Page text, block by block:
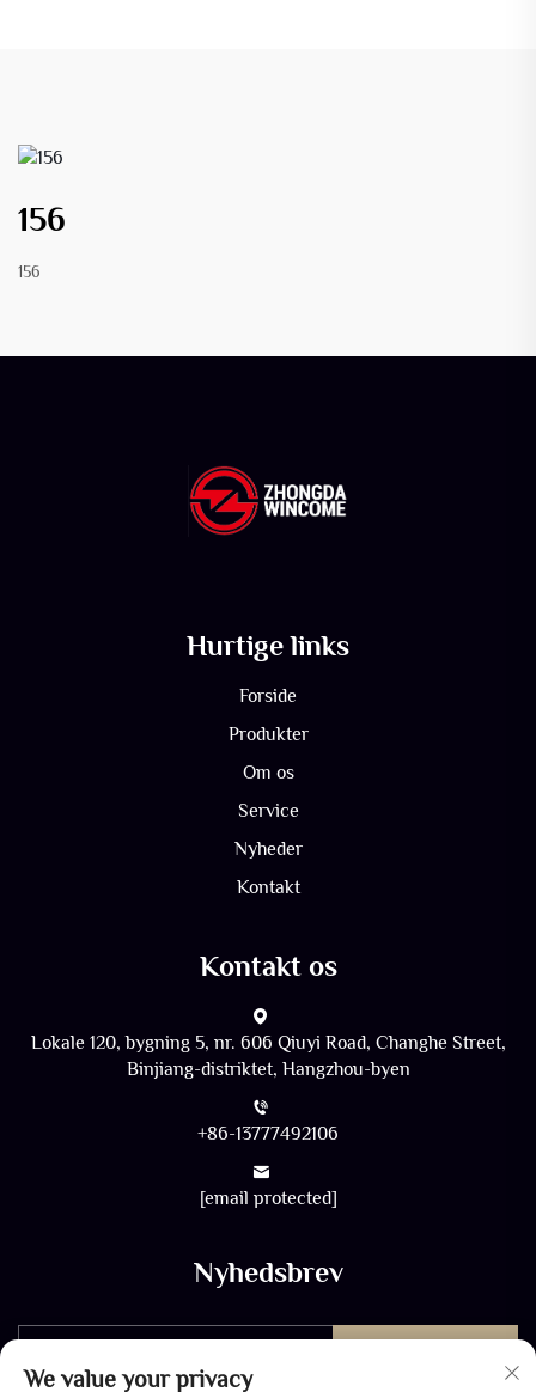
156
156
Hurtige links
Forside
Produkter
Om os
Service
Nyheder
Kontakt
Kontakt os
Lokale 120, bygning 5, nr. 606 Qiuyi Road, Changhe Street,
Binjiang-distriktet, Hangzhou-byen
+86-13777492106
[email protected]
Nyhedsbrev
We value your privacy